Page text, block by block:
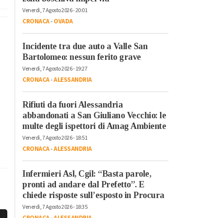
Venerdì, 7 Agosto 2026 - 20:01
CRONACA-OVADA
Incidente tra due auto a Valle San
Bartolomeo: nessun ferito grave
Venerdì, 7 Agosto 2026 - 19:27
CRONACA-ALESSANDRIA
Rifiuti da fuori Alessandria
abbandonati a San Giuliano Vecchio: le
multe degli ispettori di Amag Ambiente
Venerdì, 7 Agosto 2026 - 18:51
CRONACA-ALESSANDRIA
Infermieri Asl, Cgil: “Basta parole,
pronti ad andare dal Prefetto”. E
chiede risposte sull’esposto in Procura
Venerdì, 7 Agosto 2026 - 18:35